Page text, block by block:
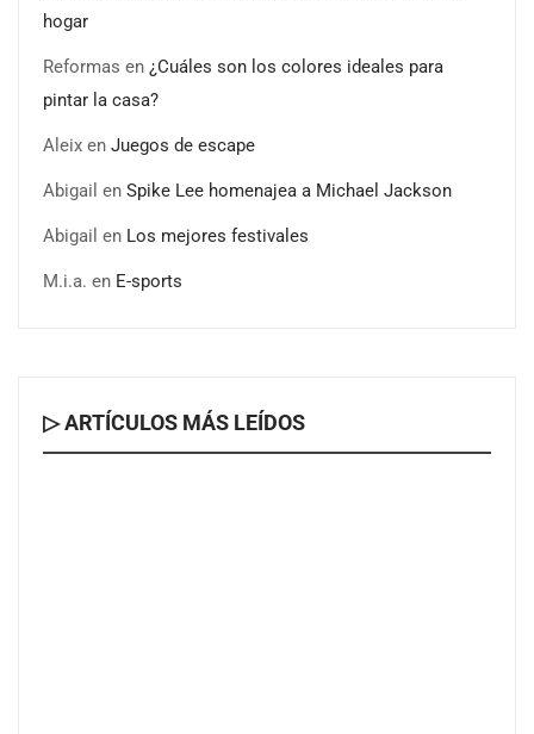
Última llamada: los destinos con las mayores caídas de
precios para este agosto, según KAYAK
hogar
Reformas en ¿Cuáles son los colores ideales para
pintar la casa?
Aleix en Juegos de escape
Abigail en Spike Lee homenajea a Michael Jackson
Abigail en Los mejores festivales
M.i.a. en E-sports
▷ ARTÍCULOS MÁS LEÍDOS